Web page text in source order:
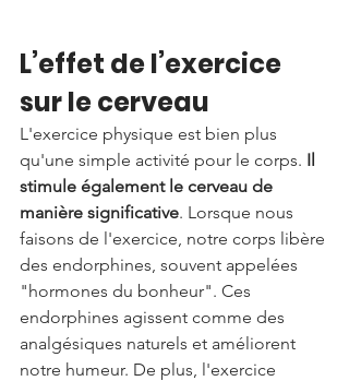
L’effet de l’exercice
sur le cerveau
L'exercice physique est bien plus
qu'une simple activité pour le corps. Il
stimule également le cerveau de
manière significative. Lorsque nous
faisons de l'exercice, notre corps libère
des endorphines, souvent appelées
"hormones du bonheur". Ces
endorphines agissent comme des
analgésiques naturels et améliorent
notre humeur. De plus, l'exercice